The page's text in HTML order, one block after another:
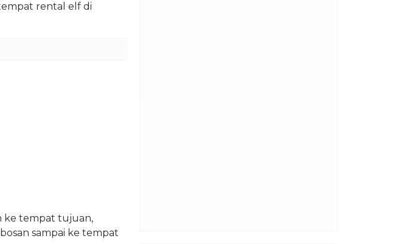
rental elf di
ke tempat tujuan,
sampai ke tempat